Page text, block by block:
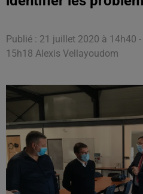
Publié : 21 juillet 2020 à 14h40
15h18 Alexis Vellayoudom